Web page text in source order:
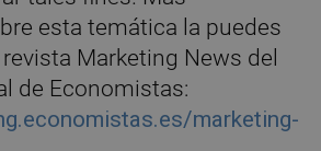
esta temática la puedes
Marketing News del
de Economistas:
marketing-